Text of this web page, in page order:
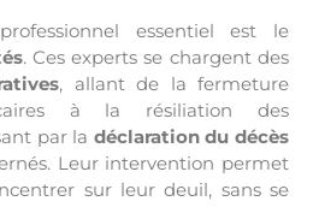
essentiel est le
. Ces experts se chargent des
, allant de la fermeture
à la résiliation des
par la déclaration du décès
Leur intervention permet
sur leur deuil, sans se